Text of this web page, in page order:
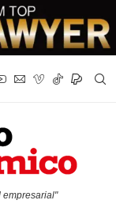
empresarial"